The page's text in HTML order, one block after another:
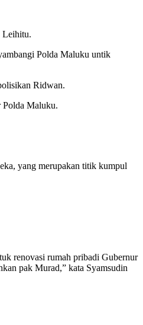
Leihitu.
Polda Maluku untik
Ridwan.
Polda Maluku.
yang merupakan titik kumpul
renovasi rumah pribadi Gubernur
pak Murad,” kata Syamsudin